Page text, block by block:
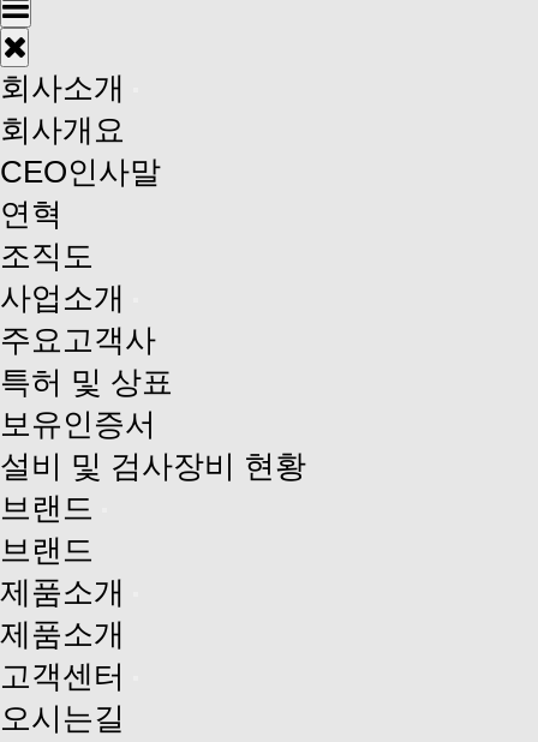
회사소개
회사개요
CEO인사말
연혁
조직도
사업소개
주요고객사
특허 및 상표
보유인증서
설비 및 검사장비 현황
브랜드
브랜드
제품소개
제품소개
고객센터
오시는길